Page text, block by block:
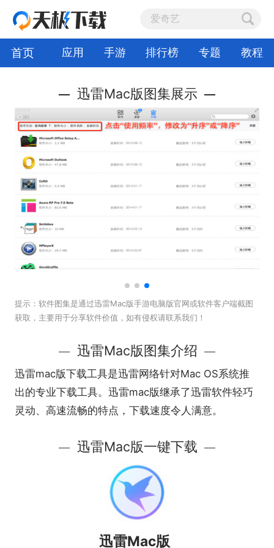
首页 应用 手游 排行榜 专题 教程
迅雷Mac版图集展示
提示： 软件图集是通过迅雷Mac版手游电脑版官网或软件客户端截图
获取，主要用于分享软件价值，如有侵权请联系我们！
迅雷Mac版图集介绍
迅雷mac版下载工具是迅雷网络针对Mac OS系统推
出的专业下载工具。迅雷mac版继承了迅雷软件轻巧
灵动、高速流畅的特点，下载速度令人满意。
迅雷Mac版一键下载
迅雷Mac版